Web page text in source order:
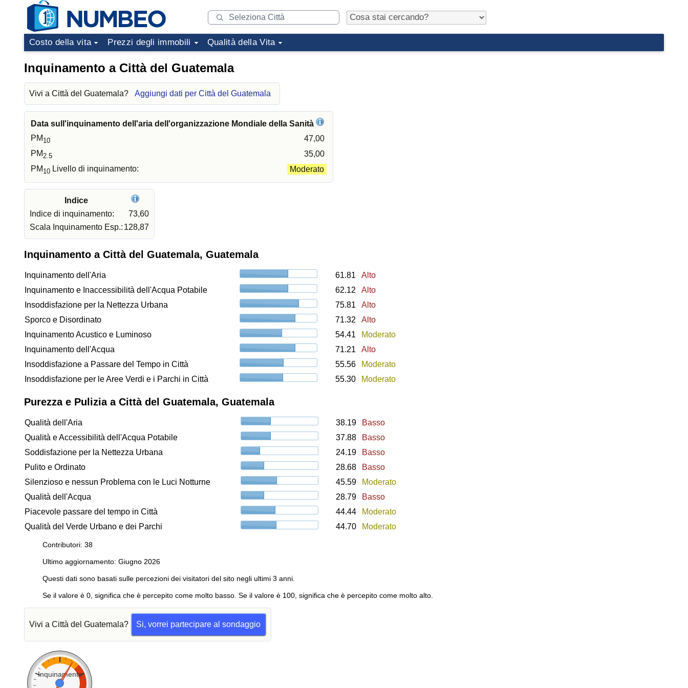
Costo della vita Prezzi degli immobili Qualità della Vita
Inquinamento a Città del Guatemala
Vivi a Città del Guatemala? Aggiungi dati per Città del Guatemala
Data sull'inquinamento dell'aria dell'organizzazione Mondiale della Sanità
PM 10
47,00
PM2.5
35,00
PM 10 Livello di inquinamento: Moderato
Indice
Indice di inquinamento:
73,60
Scala Inquinamento Esp.: 128,87
Inquinamento a Città del Guatemala, Guatemala
Inquinamento dell'Aria 61.81
Alto
Inquinamento e Inaccessibilità dell'Acqua Potabile
62.12
Alto
Insoddisfazione per la Nettezza Urbana
75.81
Alto
Sporco e Disordinato
71.32
Alto
Inquinamento Acustico e Luminoso
54.41
Moderato
Inquinamento dell'Acqua
71.21
Alto
Insoddisfazione a Passare del Tempo in Città
55.56
Moderato
Insoddisfazione per le Aree Verdi e i Parchi in Città
55.30 Moderato
Purezza e Pulizia a Città del Guatemala, Guatemala
Qualità dell'Aria 38.19
Basso
Qualità e Accessibilità dell'Acqua Potabile
37.88
Basso
Soddisfazione per la Nettezza Urbana
24.19
Basso
Pulito e Ordinato
28.68
Basso
Silenzioso e nessun Problema con le Luci Notturne
45.59
Moderato
Qualità dell'Acqua
28.79
Basso
Piacevole passare del tempo in Città
44.44
Moderato
Qualità del Verde Urbano e dei Parchi
44.70 Moderato
Contributori: 38
Ultimo aggiornamento: Giugno 2026
Questi dati sono basati sulle percezioni dei visitatori del sito negli ultimi 3 anni.
Se il valore è 0, significa che è percepito come molto basso. Se il valore è 100, significa che è percepito come molto alto.
Vivi a Città del Guatemala? Si, vorrei partecipare al sondaggio
Inquinamento